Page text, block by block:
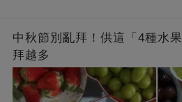
中秋節別亂拜！供這「4種水
拜越多